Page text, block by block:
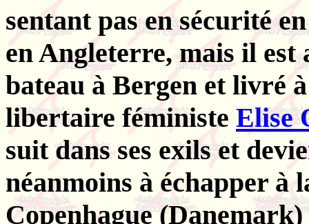
sentant pas en sécurité
en Angleterre, mais il
bateau à Bergen et livré
libertaire féministe Elise
suit dans ses exils et
néanmoins à échapper à
Copenhague